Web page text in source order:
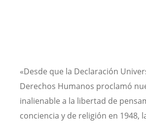
«Desde que la Declaración
Derechos Humanos proclamó
inalienable a la libertad de
conciencia y de religión en 1948,